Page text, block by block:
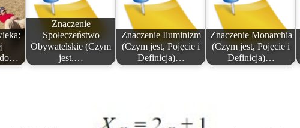
do…
Znaczenie
Społeczeństwo
Obywatelskie (Czym
jest,…
Znaczenie Iluminizm
(Czym jest, Pojęcie i
Definicja)…
Znaczenie Monarchia
(Czym jest, Pojęcie i
Definicja)…